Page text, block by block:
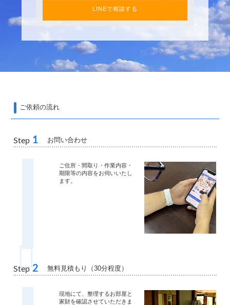
LINEで相談する
ご依頼の流れ
Step 1 お問い合わせ
ご住所・間取り・作業内容・
期限等の内容をお伺いいたし
ます。
Step 2 無料見積もり（30分程度）
現地にて、整理するお部屋と
家財を確認させていただきま